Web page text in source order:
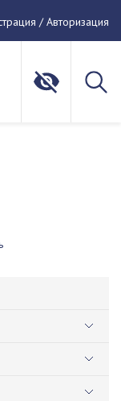
/ Авторизация